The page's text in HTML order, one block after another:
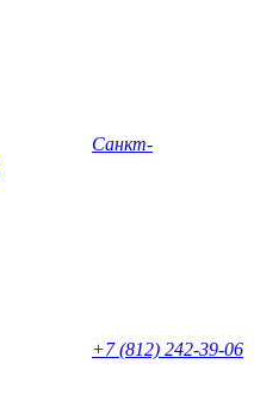
Санкт-
+7 (812) 242-39-06